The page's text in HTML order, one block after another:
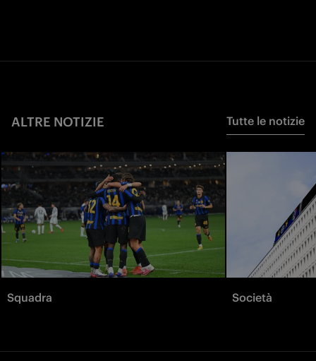
ALTRE NOTIZIE Tutte le notizie
Squadra Società